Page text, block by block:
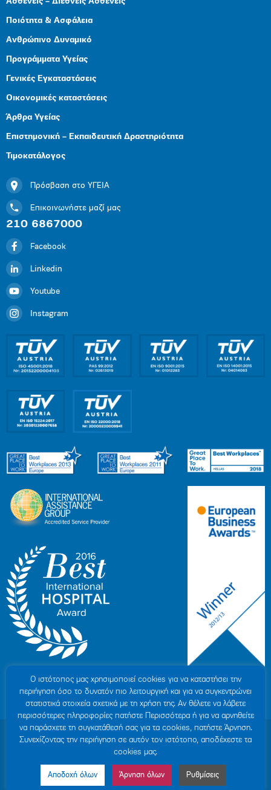
Ποιότητα & Ασφάλεια
Ανθρώπινο Δυναμικό
Προγράμματα Υγείας
Γενικές Εγκαταστάσεις
Οικονομικές καταστάσεις
Άρθρα Υγείας
Επιστημονική – Εκπαιδευτική Δραστηριότητα
Τιμοκατάλογος
Πρόσβαση στο ΥΓΕΙΑ
Επικοινωνήστε μαζί μας
210 6867000
Facebook
Linkedin
Youtube
Instagram
© 2007-2026 ΥΓΕΙΑ Μ.Α.Ε |
ΓΕΜΗ: 000279901000
Όροι Χρήσης
| Πολιτική Προστασίας Προσωπικών Δεδομένων
Δήλωση Απορρήτου
Ο ιστότοπoς μας χρησιμοποιεί cookies για να καταστήσει την
περιήγηση όσο το δυνατόν πιο λειτουργική και για να συγκεντρώνει
στατιστικά στοιχεία σχετικά με τη χρήση της. Αν θέλετε να λάβετε
περισσότερες πληροφορίες πατήστε Περισσότερα ή για να αρνηθείτε
να παράσχετε τη συγκατάθεσή σας για τα cookies, πατήστε Άρνηση.
Συνεχίζοντας την περιήγηση σε αυτόν τον ιστότοπο, αποδέχεστε τα
cookies μας.
Αποδοχή όλων Άρνηση όλων Ρυθμίσεις